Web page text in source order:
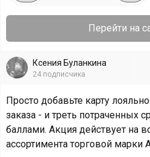
Перейти на
Ксения Буланкина
24 подписчика
Просто добавьте карту
заказа - и треть потраченных
баллами. Акция действует на
ассортимента торговой марки